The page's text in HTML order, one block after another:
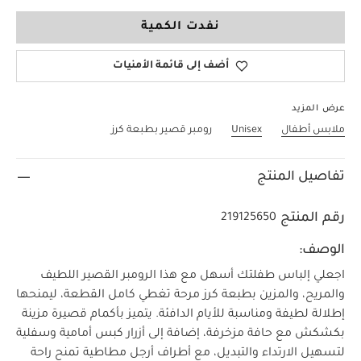
نفدت الكمية
أضف إلى قائمة الأمنيات
عرض المزيد
ملابس أطفال Unisex رومبر قصير بطبعة كرز
تفاصيل المنتج
رقم المنتج 219125650
الوصف:
اجعلي إلباس طفلتك أسهل مع هذا الرومبر القصير اللطيف
والمريح، والمزين بطبعة كرز مرحة تغطي كامل القطعة، ليمنحها
إطلالة لطيفة ومناسبة للأيام الدافئة. يتميز بأكمام قصيرة مزينة
بكشكش مع حافة مزخرفة، إضافة إلى أزرار كبس أمامية وسفلية
لتسهيل الارتداء والتبديل، مع أطراف أرجل مطاطية تمنح راحة